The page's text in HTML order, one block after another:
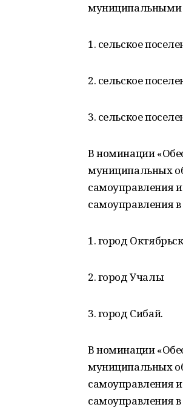
муниципальными
1. сельское
2. сельское
3. сельское
В номинации
муниципальных
самоуправления
самоуправления
1. город
2. город Учалы
3. город Сибай.
В номинации
муниципальных
самоуправления
самоуправления